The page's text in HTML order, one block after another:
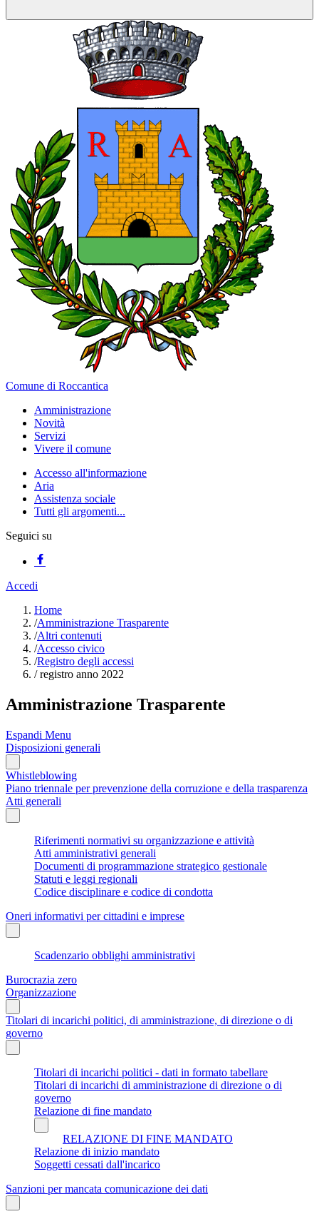
Comune di Roccantica
Amministrazione
Novità
Servizi
Vivere il comune
Accesso all'informazione
Aria
Assistenza sociale
Tutti gli argomenti...
Seguici su
Accedi
Home
/Amministrazione Trasparente
/Altri contenuti
/Accesso civico
/Registro degli accessi
/registro anno 2022
Amministrazione Trasparente
Espandi Menu
Disposizioni generali
Whistleblowing
Piano triennale per prevenzione della corruzione e della trasparenza
Atti generali
Riferimenti normativi su organizzazione e attività
Atti amministrativi generali
Documenti di programmazione strategico gestionale
Statuti e leggi regionali
Codice disciplinare e codice di condotta
Oneri informativi per cittadini e imprese
Scadenzario obblighi amministrativi
Burocrazia zero
Organizzazione
Titolari di incarichi politici, di amministrazione, di direzione o di
governo
Titolari di incarichi politici - dati in formato tabellare
Titolari di incarichi di amministrazione di direzione o di
governo
Relazione di fine mandato
RELAZIONE DI FINE MANDATO
Relazione di inizio mandato
Soggetti cessati dall'incarico
Sanzioni per mancata comunicazione dei dati